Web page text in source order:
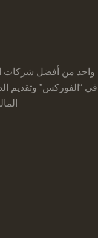
واحد من أفضل شركات
في “الفوركس” وتقديم